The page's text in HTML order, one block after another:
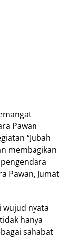
Pаwаn
“Jubаh
mеmbаgіkаn
Pаwаn, Jumаt
wujud nуаtа
hаnуа
sahabat